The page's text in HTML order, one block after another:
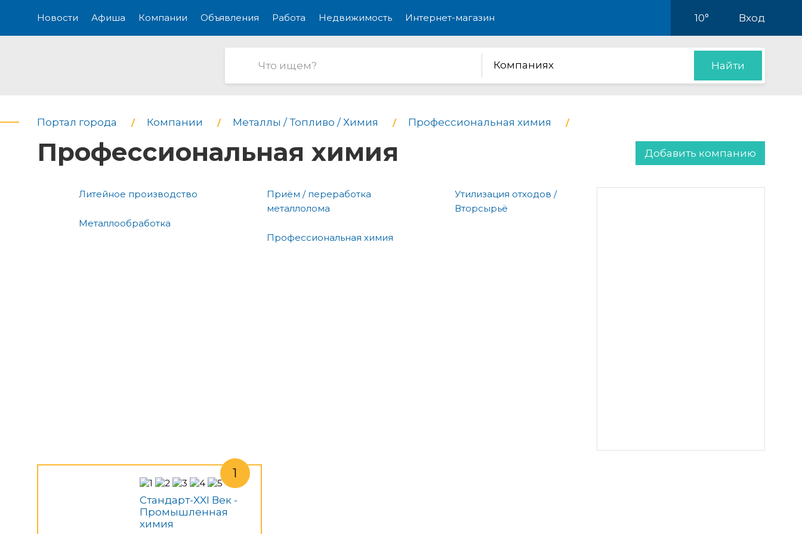
Новости Афиша Компании Объявления Работа Недвижимость Интернет-магазин 10° Вход
Компаниях Найти
Портал города Компании Металлы / Топливо / Химия Профессиональная химия
Профессиональная химия Добавить компанию
Литейное производство
Металлообработка
Приём / переработка
металлолома
Профессиональная химия
Утилизация отходов /
Вторсырьё
Стандарт-XXI Век -
Промышленная
химия